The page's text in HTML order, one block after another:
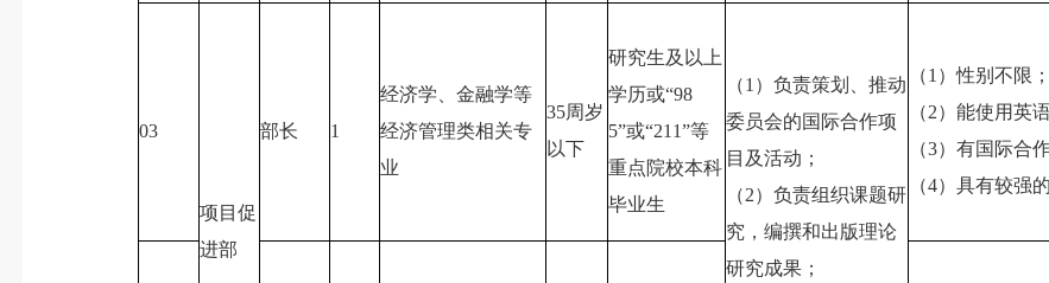
03
项目促
进部
部长 1
经济学、金融学等
经济管理类相关专
业
35周岁
以下
研究生及以上
学历或“98
5”或“211”等
重点院校本科
毕业生
（1）负责策划、推动
委员会的国际合作项
目及活动；
（2）负责组织课题研
究，编撰和出版理论
研究成果；
（1）性别不限；
（2）能使用英
（3）有国际合
（4）具有较强